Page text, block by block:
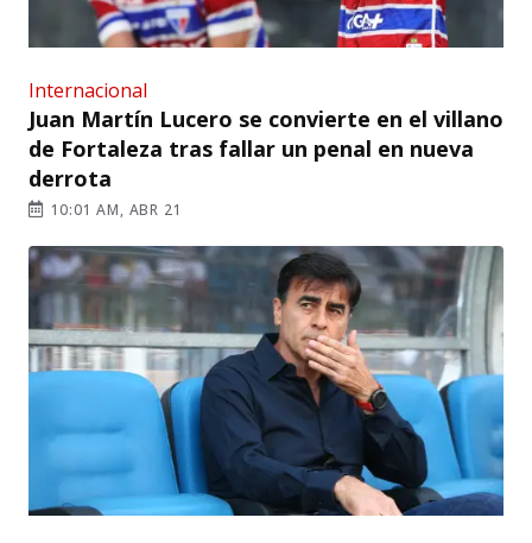
Internacional
Juan Martín Lucero se convierte en el villano
de Fortaleza tras fallar un penal en nueva
derrota
10:01 AM, ABR 21